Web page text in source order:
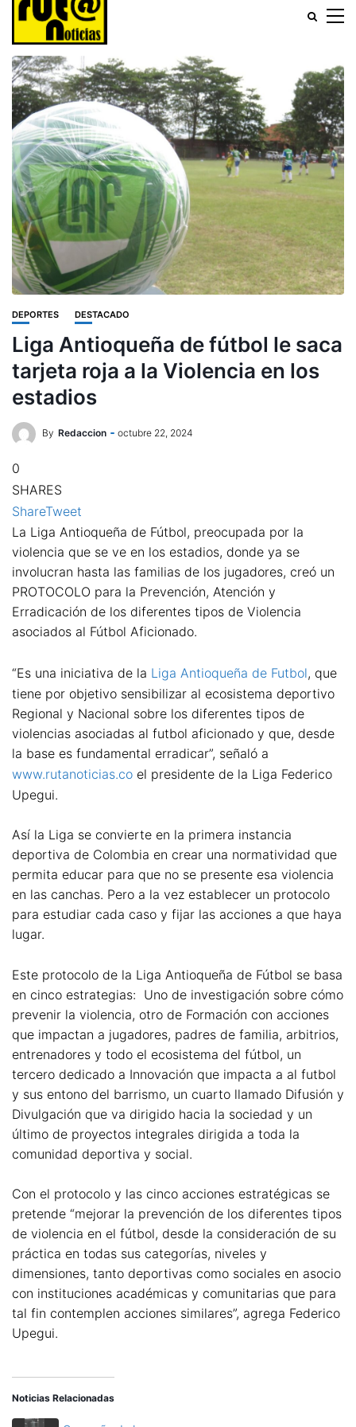
DEPORTES DESTACADO
Liga Antioqueña de fútbol le saca
tarjeta roja a la Violencia en los
estadios
By Redaccion octubre 22, 2024
0
SHARES
ShareTweet
La Liga Antioqueña de Fútbol, preocupada por la
violencia que se ve en los estadios, donde ya se
involucran hasta las familias de los jugadores, creó un
PROTOCOLO para la Prevención, Atención y
Erradicación de los diferentes tipos de Violencia
asociados al Fútbol Aficionado.
“Es una iniciativa de la Liga Antioqueña de Futbol, que
tiene por objetivo sensibilizar al ecosistema deportivo
Regional y Nacional sobre los diferentes tipos de
violencias asociadas al futbol aficionado y que, desde
la base es fundamental erradicar”, señaló a
www.rutanoticias.co el presidente de la Liga Federico
Upegui.
Así la Liga se convierte en la primera instancia
deportiva de Colombia en crear una normatividad que
permita educar para que no se presente esa violencia
en las canchas. Pero a la vez establecer un protocolo
para estudiar cada caso y fijar las acciones a que haya
lugar.
Este protocolo de la Liga Antioqueña de Fútbol se basa
en cinco estrategias: Uno de investigación sobre cómo
prevenir la violencia, otro de Formación con acciones
que impactan a jugadores, padres de familia, arbitrios,
entrenadores y todo el ecosistema del fútbol, un
tercero dedicado a Innovación que impacta a al futbol
y sus entono del barrismo, un cuarto llamado Difusión y
Divulgación que va dirigido hacia la sociedad y un
último de proyectos integrales dirigida a toda la
comunidad deportiva y social.
Con el protocolo y las cinco acciones estratégicas se
pretende “mejorar la prevención de los diferentes tipos
de violencia en el fútbol, desde la consideración de su
práctica en todas sus categorías, niveles y
dimensiones, tanto deportivas como sociales en asocio
con instituciones académicas y comunitarias que para
tal fin contemplen acciones similares”, agrega Federico
Upegui.
Noticias Relacionadas